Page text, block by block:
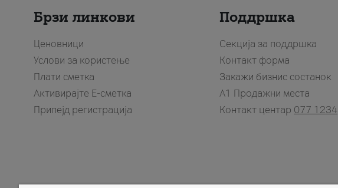
Брзи линкови
Ценовници
Услови за користење
Плати сметка
Активирајте Е-сметка
Припејд регистрација
Поддршка
Секција за поддршка
Контакт форма
Закажи бизнис состанок
A1 Продажни места
Контакт центар 077 1234